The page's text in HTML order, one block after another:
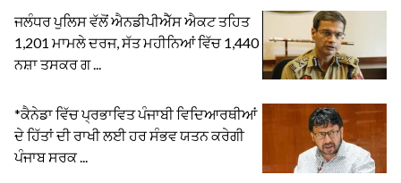
ਜਲੰਧਰ ਪੁਲਿਸ ਵੱਲੋਂ ਐਨਡੀਪੀਐੱਸ ਐਕਟ ਤਹਿਤ
1,201 ਮਾਮਲੇ ਦਰਜ, ਸੱਤ ਮਹੀਨਿਆਂ ਵਿੱਚ 1,440
ਨਸ਼ਾ ਤਸਕਰ ਗ ...
*ਕੈਨੇਡਾ ਵਿੱਚ ਪ੍ਰਭਾਵਿਤ ਪੰਜਾਬੀ ਵਿਦਿਆਰਥੀਆਂ
ਦੇ ਹਿੱਤਾਂ ਦੀ ਰਾਖੀ ਲਈ ਹਰ ਸੰਭਵ ਯਤਨ ਕਰੇਗੀ
ਪੰਜਾਬ ਸਰਕ ...